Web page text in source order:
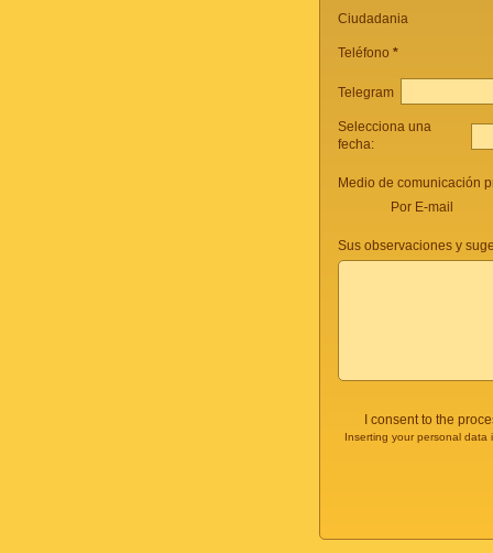
Ciudadania
Teléfono *
Telegram
Selecciona una
fecha:
Medio de comunicación
Por E-mail
Sus observaciones y
I consent to the
Inserting your personal